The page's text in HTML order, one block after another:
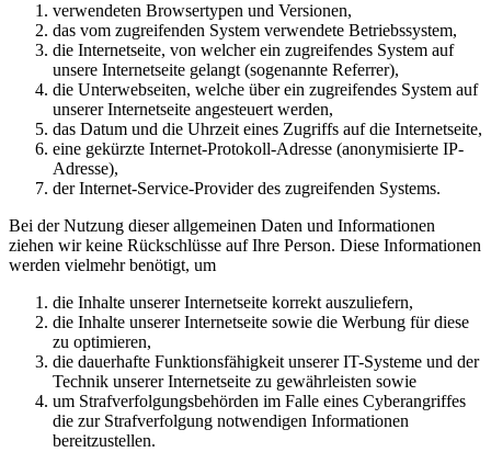
verwendeten Browsertypen und Versionen,
das vom zugreifenden System verwendete Betriebssystem,
die Internetseite, von welcher ein zugreifendes System auf
unsere Internetseite gelangt (sogenannte Referrer),
die Unterwebseiten, welche über ein zugreifendes System auf
unserer Internetseite angesteuert werden,
das Datum und die Uhrzeit eines Zugriffs auf die Internetseite,
eine gekürzte Internet-Protokoll-Adresse (anonymisierte IP-
Adresse),
der Internet-Service-Provider des zugreifenden Systems.
Bei der Nutzung dieser allgemeinen Daten und Informationen
ziehen wir keine Rückschlüsse auf Ihre Person. Diese Informationen
werden vielmehr benötigt, um
die Inhalte unserer Internetseite korrekt auszuliefern,
die Inhalte unserer Internetseite sowie die Werbung für diese
zu optimieren,
die dauerhafte Funktionsfähigkeit unserer IT-Systeme und der
Technik unserer Internetseite zu gewährleisten sowie
um Strafverfolgungsbehörden im Falle eines Cyberangriffes
die zur Strafverfolgung notwendigen Informationen
bereitzustellen.